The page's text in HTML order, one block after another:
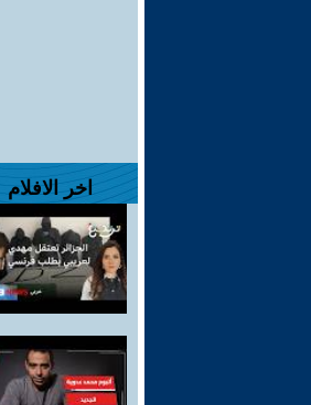
اخر الافلام